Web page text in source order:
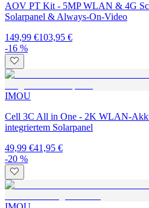
AOV PT Kit - 5MP WLAN & 4G
Solarpanel & Always-On-Video
149,99 €103,95 €
-16 %
IMOU
Cell 3C All in One - 2K WLAN-
integriertem Solarpanel
49,99 €41,95 €
-20 %